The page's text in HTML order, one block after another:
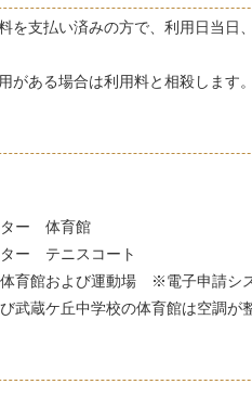
を支払い済みの方で、利用日当日
がある場合は利用料と相殺します。
ター 体育館
ター テニスコート
体育館および運動場 ※電子申請シ
武蔵ケ丘中学校の体育館は空調が